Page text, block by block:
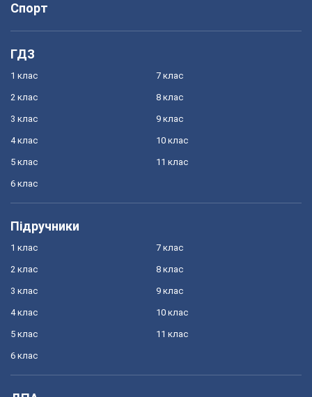
Спорт
ГДЗ
1 клас
2 клас
3 клас
4 клас
5 клас
6 клас
7 клас
8 клас
9 клас
10 клас
11 клас
Підручники
1 клас
2 клас
3 клас
4 клас
5 клас
6 клас
7 клас
8 клас
9 клас
10 клас
11 клас